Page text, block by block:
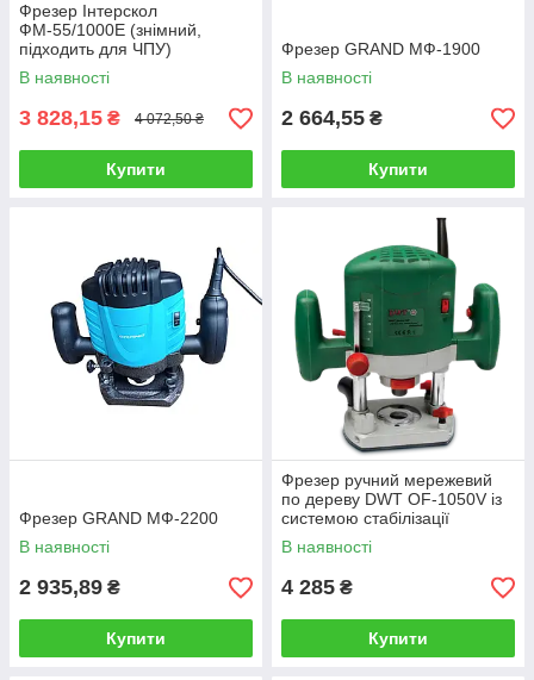
Фрезер Інтерскол
ФМ-55/1000Е (знімний,
підходить для ЧПУ)
В наявності
3 828,15 ₴ 4 072,50 ₴
Купити
Фрезер GRAND МФ-1900
В наявності
2 664,55 ₴
Купити
Фрезер GRAND МФ-2200
В наявності
2 935,89 ₴
Купити
Фрезер ручний мережевий
по дереву DWT OF-1050V із
системою стабілізації
оборотів
В наявності
4 285 ₴
Купити